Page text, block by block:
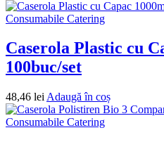
Consumabile Catering
Caserola Plastic cu
100buc/set
48,46 lei Adaugă în coș
Consumabile Catering